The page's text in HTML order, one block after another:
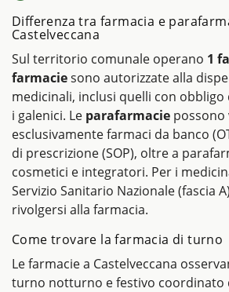
Differenza tra farmacia e
Castelveccana
Sul territorio comunale operano 1
farmaciesono autorizzate alla
medicinali, inclusi quelli con
i galenici. Le parafarmacie possono
esclusivamente farmaci da banco
di prescrizione (SOP), oltre a
cosmetici e integratori. Per i
Servizio Sanitario Nazionale (fascia
rivolgersi alla farmacia.
Come trovare la farmacia di turno
Le farmacie a Castelveccana
turno notturno e festivo coordinato